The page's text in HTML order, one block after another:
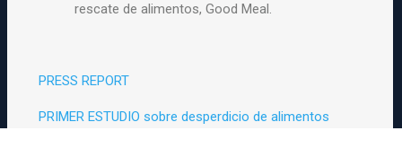
rescate de alimentos, Good Meal.
PRESS REPORT
PRIMER ESTUDIO sobre desperdicio de alimentos